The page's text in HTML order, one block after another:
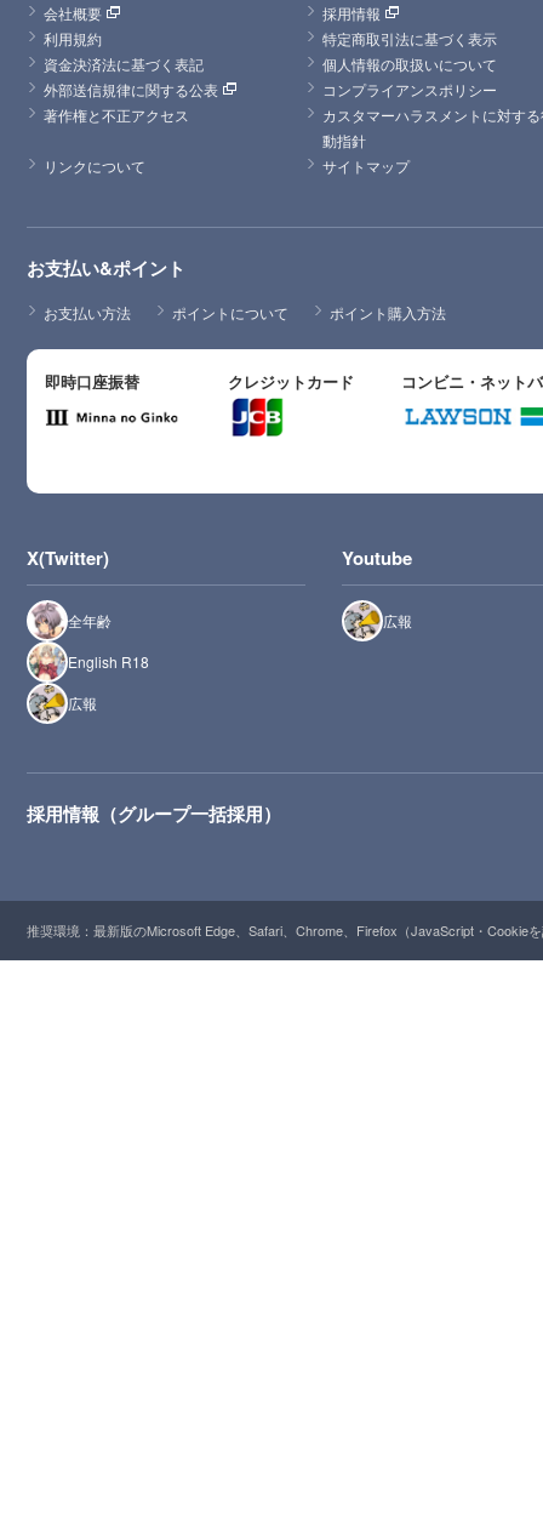
会社概要
採用情報
利用規約
特定商取引法に基づく表示
資金決済法に基づく表記
個人情報の取扱いについて
外部送信規律に関する公表
コンプライアンスポリシー
著作権と不正アクセス
カスタマーハラスメントに対す
動指針
リンクについて
サイトマップ
お支払い&ポイント
お支払い方法 ポイントについて ポイント購入方法
即時口座振替 クレジットカード コンビニ・ネット
X(Twitter)
全年齢
English R18
広報
Youtube
広報
採用情報（グループ一括採用）
推奨環境：最新版のMicrosoft Edge、Safari、Chrome、Firefox（JavaScript・Cookie